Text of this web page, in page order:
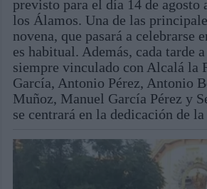
previsto para el día 14 de agosto
los Álamos. Una de las
novena, que pasará a celebrarse
es habitual. Además, cada tarde
siempre vinculado con Alcalá la
García, Antonio Pérez, Antonio
Muñoz, Manuel García Pérez y
se centrará en la dedicación de